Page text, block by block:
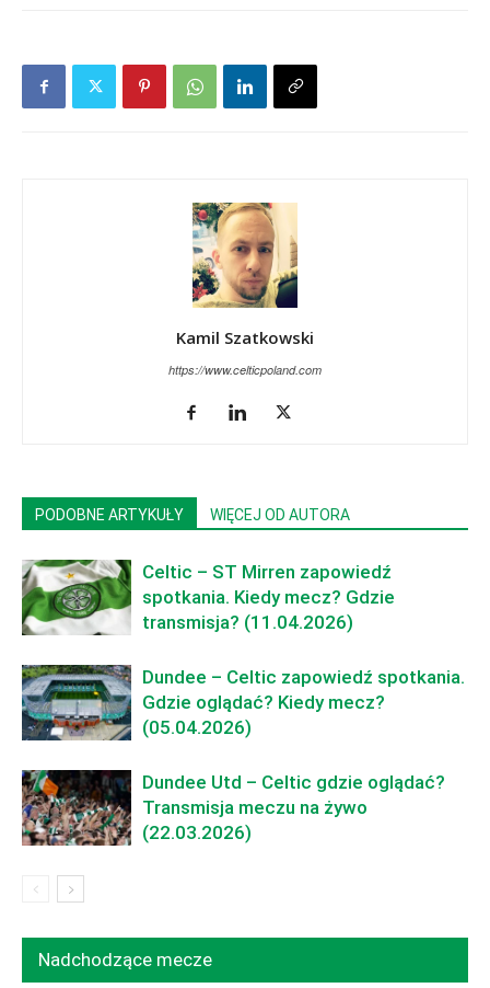
Kamil Szatkowski
https://www.celticpoland.com
PODOBNE ARTYKUŁY WIĘCEJ OD AUTORA
Celtic – ST Mirren zapowiedź
spotkania. Kiedy mecz? Gdzie
transmisja? (11.04.2026)
Dundee – Celtic zapowiedź spotkania.
Gdzie oglądać? Kiedy mecz?
(05.04.2026)
Dundee Utd – Celtic gdzie oglądać?
Transmisja meczu na żywo
(22.03.2026)
Nadchodzące mecze